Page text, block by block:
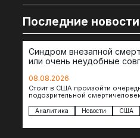
Последние новости
Синдром внезапной
или очень неудобные
08.08.2026
Стоит в США произойти
подозрительной
как официальные версии снова
оказываются удивительно
Аналитика Новости США